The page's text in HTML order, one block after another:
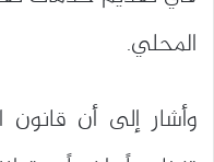
المحلي.